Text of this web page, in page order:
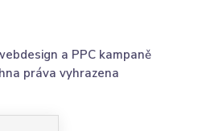
práva vyhrazena
a PPC kampaně